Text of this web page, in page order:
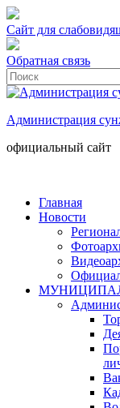
Сайт для
Обратная связь
Администрация
официальный сайт
Главная
Новости